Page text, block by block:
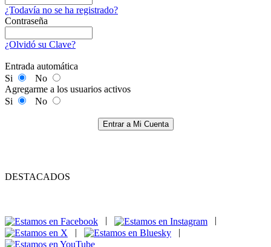
¿Todavía no se ha registrado?
Contraseña
¿Olvidó su Clave?
Entrada automática
Si
No
Agregarme a los usuarios activos
Si
No
Entrar a Mi Cuenta
DESTACADOS
|
|